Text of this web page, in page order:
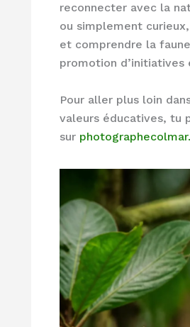
reconnecter avec la
ou simplement
et comprendre la
promotion d’initiatives
Pour aller plus loin
valeurs éducatives, tu
sur